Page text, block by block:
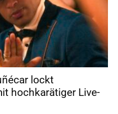
lockt
hochkarätiger Live-